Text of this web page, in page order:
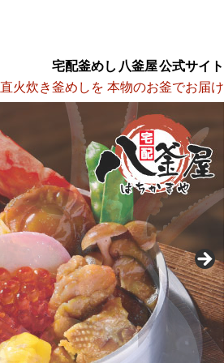
宅配釜めし 八釜屋 公式サイト
火炊き釜めしを 本物のお釜でお届け